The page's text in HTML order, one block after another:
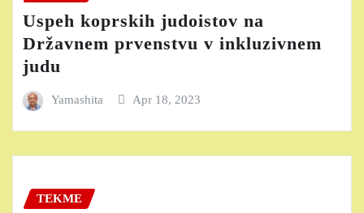
Uspeh koprskih judoistov na
Državnem prvenstvu v inkluzivnem
judu
Yamashita Apr 18, 2023
TEKME